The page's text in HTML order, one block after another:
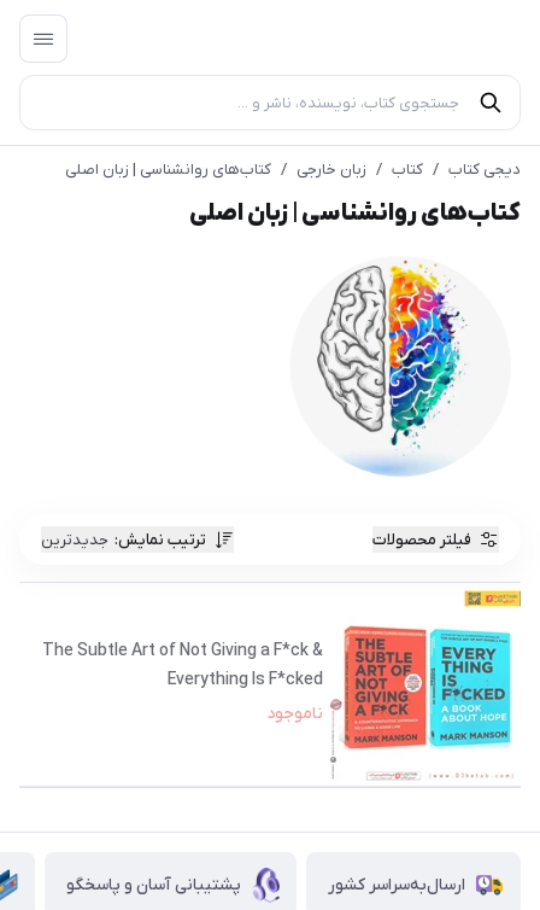
دیجی کتاب / کتاب / زبان خارجی / کتاب‌های‌ روانشناسی | زبان اصلی
کتاب‌های‌ روانشناسی | زبان اصلی
فیلتر محصولات ترتیب نمایش: جدیدترین
The Subtle Art of Not Giving a F*ck &
Everything Is F*cked
ناموجود
ارسال‌به‌سراسر کشور پشتیبانی آسان و پاسخگو